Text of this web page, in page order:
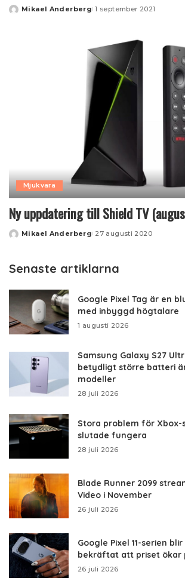
Posted
Mikael Anderberg 1 september 2021
Mjukvara
Ny uppdatering till Shield TV
Posted
Mikael Anderberg 27 augusti 2020
Senaste artiklarna
Google Pixel Tag är en
med inbyggd högtalare
1 augusti 2026
Samsung Galaxy S27
betydligt större batteri
modeller
28 juli 2026
Stora problem för Xbox-
slutade fungera
28 juli 2026
Blade Runner 2099
Video i November
26 juli 2026
Google Pixel 11-serien
bekräftat att priset ökar
26 juli 2026